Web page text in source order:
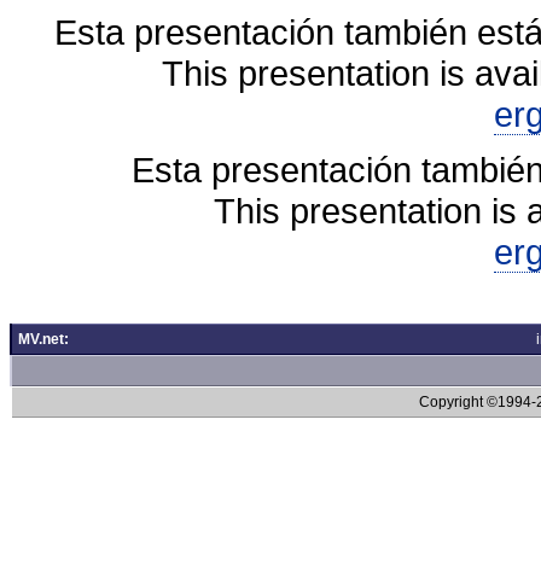
Esta presentación también
This presentation is
Esta presentación
This presentation is
MV.net:
Copyright ©1994-